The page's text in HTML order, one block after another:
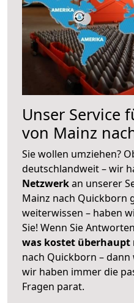
Unser Service
von Mainz
Sie wollen umziehen?
deutschlandweit – wir
Netzwerkan unserer
Mainz nach Quickborn
weiterwissen – haben
Sie! Wenn Sie
was kostet überhaupt
nach Quickborn – dann
wir haben immer die
Fragen parat.